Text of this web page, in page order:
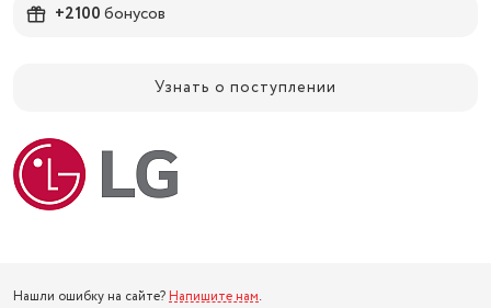
+2100бонусов
Узнать о поступлении
Нашли ошибку на сайте? Напишите нам.